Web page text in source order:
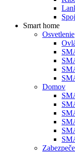
Smart home
Osvetlenie
Domov